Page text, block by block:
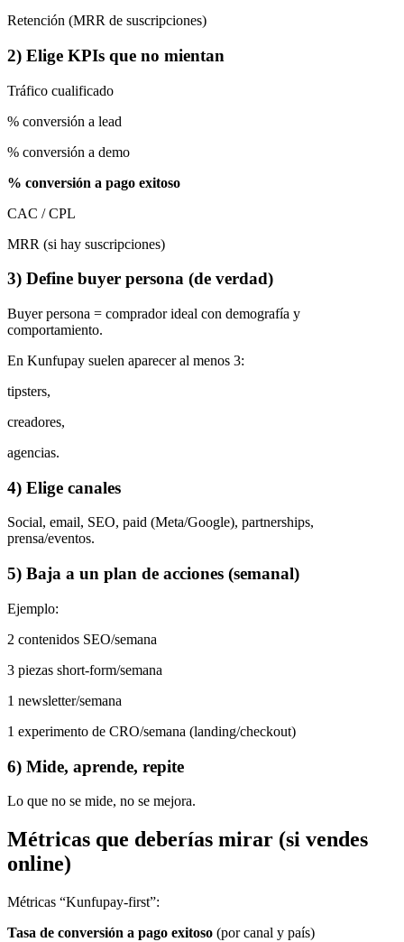
Retención (MRR de suscripciones)
2) Elige KPIs que no mientan
Tráfico cualificado
% conversión a lead
% conversión a demo
% conversión a pago exitoso
CAC / CPL
MRR (si hay suscripciones)
3) Define buyer persona (de verdad)
Buyer persona = comprador ideal con demografía y
comportamiento.
En Kunfupay suelen aparecer al menos 3:
tipsters,
creadores,
agencias.
4) Elige canales
Social, email, SEO, paid (Meta/Google), partnerships,
prensa/eventos.
5) Baja a un plan de acciones (semanal)
Ejemplo:
2 contenidos SEO/semana
3 piezas short-form/semana
1 newsletter/semana
1 experimento de CRO/semana (landing/checkout)
6) Mide, aprende, repite
Lo que no se mide, no se mejora.
Métricas que deberías mirar (si vendes
online)
Métricas “Kunfupay-first”:
Tasa de conversión a pago exitoso (por canal y país)